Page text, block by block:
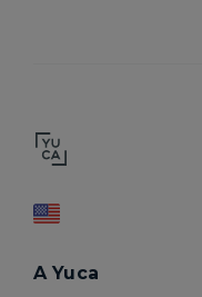
A Yuca